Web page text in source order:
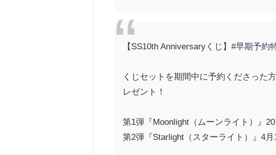
【SS10th Anniversaryくじ】#早期予約
くじセットを期間中に予約くださった
レゼント！
第1弾『Moonlight（ムーンライト）』
第2弾『Starlight（スターライト）』4月